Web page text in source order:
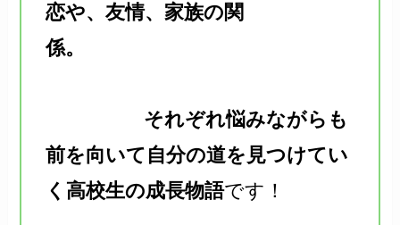
恋や、友情、家族の関
係。
それぞれ悩みながらも
前を向いて自分の道を見つけてい
く高校生の成長物語です！